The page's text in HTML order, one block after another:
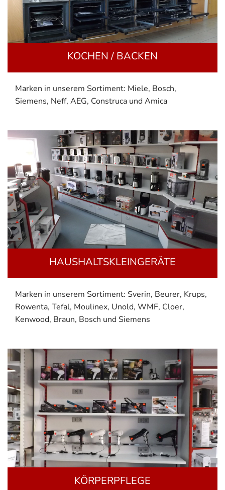
KOCHEN / BACKEN
Marken in unserem Sortiment: Miele, Bosch,
Siemens, Neff, AEG, Construca und Amica
HAUSHALTSKLEINGERÄTE
Marken in unserem Sortiment: Sverin, Beurer, Krups,
Rowenta, Tefal, Moulinex, Unold, WMF, Cloer,
Kenwood, Braun, Bosch und Siemens
KÖRPERPFLEGE